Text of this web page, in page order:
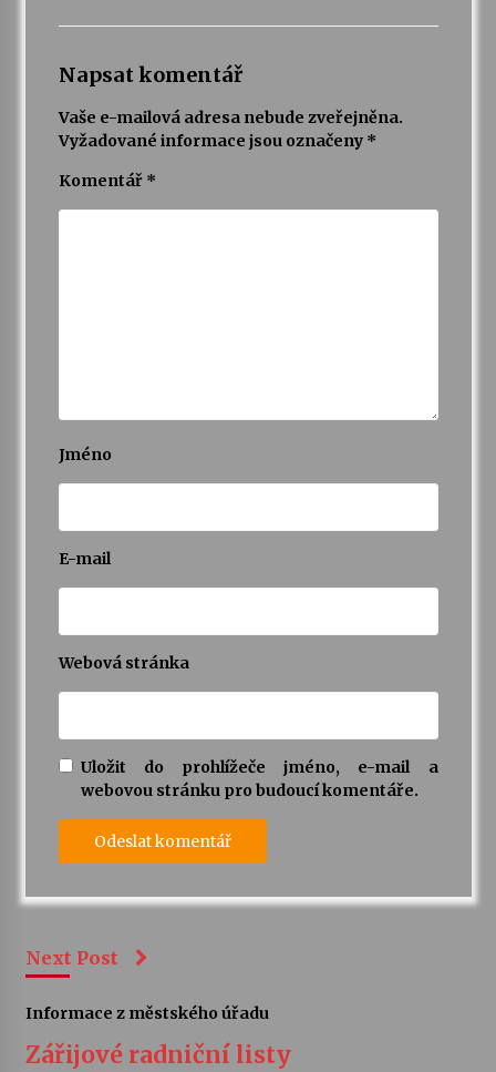
Napsat komentář
Vaše e-mailová adresa nebude zveřejněna.
Vyžadované informace jsou označeny *
Komentář *
Jméno
E-mail
Webová stránka
Uložit do prohlížeče jméno, e-mail a
webovou stránku pro budoucí komentáře.
Next Post
Informace z městského úřadu
Zářijové radniční listy